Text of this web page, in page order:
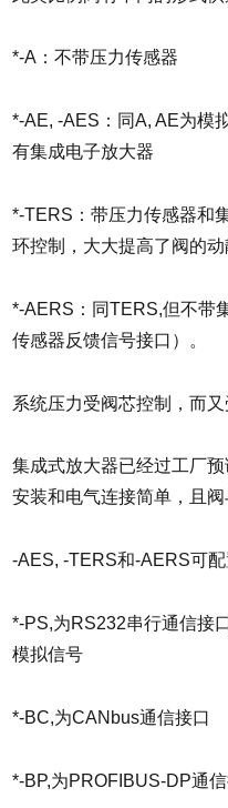
*-A：不带压力传感器
*-AE, -AES：同A, AE为模
有集成电子放大器
*-TERS：带压力传感器和
环控制，大大提高了阀的动
*-AERS：同TERS,但不带
传感器反馈信号接口）。
系统压力受阀芯控制，而
集成式放大器已经过工厂
安装和电气连接简单，且阀
-AES, -TERS和-AERS可配
*-PS,为RS232串行通信接
模拟信号
*-BC,为CANbus通信接口
*-BP,为PROFIBUS-DP通